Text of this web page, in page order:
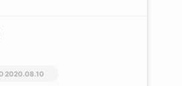
2020.08.10